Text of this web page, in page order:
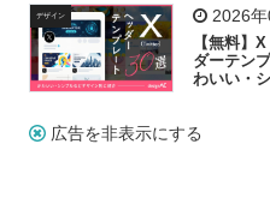
デザイン 2026
【無料】
ダーテン
わいい・
広告を非表示にする